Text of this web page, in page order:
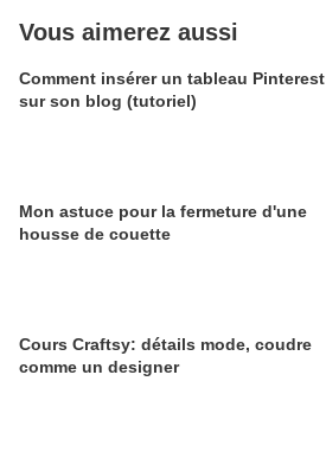
Vous aimerez aussi
Comment insérer un tableau Pinterest
sur son blog (tutoriel)
Mon astuce pour la fermeture d'une
housse de couette
Cours Craftsy: détails mode, coudre
comme un designer